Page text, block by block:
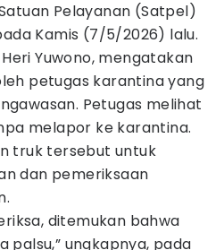
Pelayanan (Satpel)
Kamis (7/5/2026) lalu.
Yuwono, mengatakan
petugas karantina yang
Petugas melihat
melapor ke karantina.
truk tersebut untuk
dan pemeriksaan
ditemukan bahwa
palsu,” ungkapnya, pada